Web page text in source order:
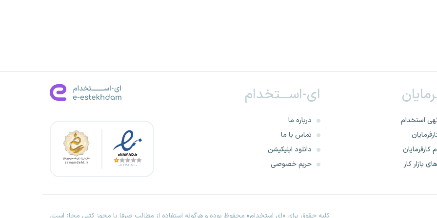
استخدام
کارفرمایان
بازار کار
ای-اســـتخدام
درباره ما
تماس با ما
دانلود اپلیکیشن
حریم خصوصی
کلیه حقوق برای «ای استخدام» محفوظ بوده و هرگونه استفاده از مطالب صرفا با مجوز کتبی مجاز است.